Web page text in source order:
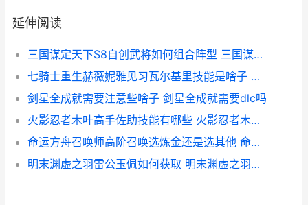
延伸阅读
三国谋定天下S8自创武将如何组合阵型 三国谋定天下s8赛季t0阵容一览表
七骑士重生赫薇妮雅见习瓦尔基里技能是啥子 七骑士男主继承
剑星全成就需要注意些啥子 剑星全成就需要dlc吗
火影忍者木叶高手佐助技能有哪些 火影忍者木叶高手开服时间
命运方舟召唤师高阶召唤选炼金还是选其他 命运方舟召唤师方舟被动
明末渊虚之羽雷公玉佩如何获取 明末渊虚之羽雷属性